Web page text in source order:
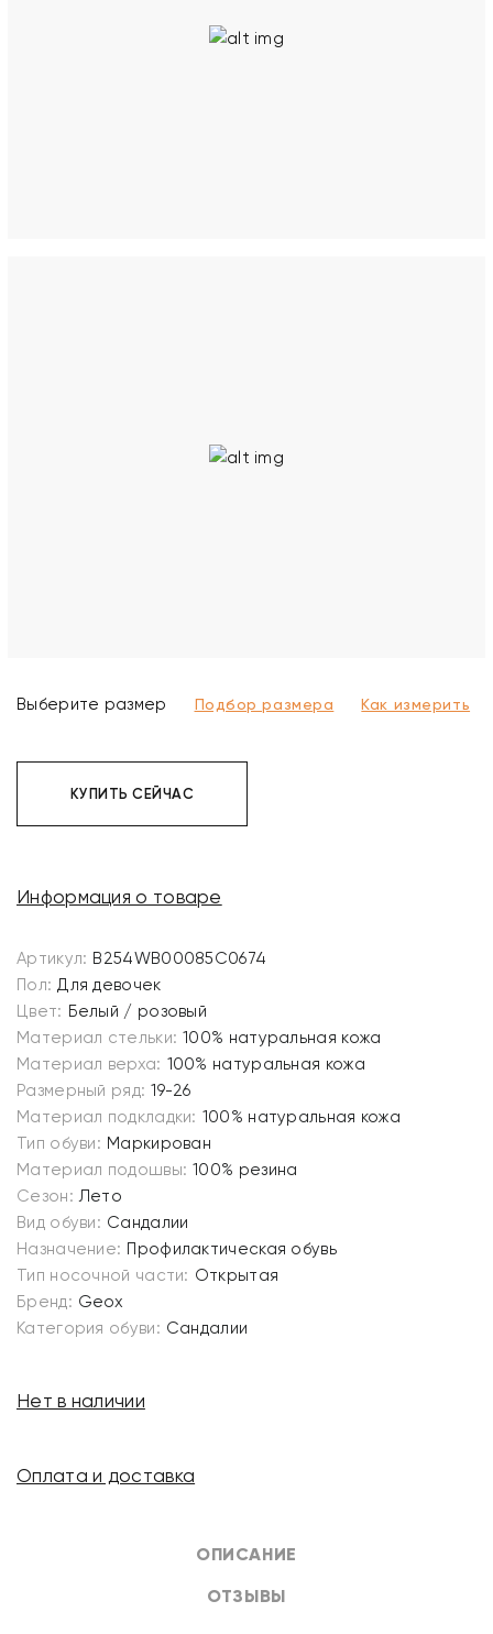
ОПИСАНИЕ
ОТЗЫВЫ
Выберите размер Подбор размера Как измерить
КУПИТЬ СЕЙЧАС
Информация о товаре
Артикул: B254WB00085C0674
Пол: Для девочек
Цвет: Белый / розовый
Материал стельки: 100% натуральная кожа
Материал верха: 100% натуральная кожа
Размерный ряд: 19-26
Материал подкладки: 100% натуральная кожа
Тип обуви: Маркирован
Материал подошвы: 100% резина
Сезон: Лето
Вид обуви: Сандалии
Назначение: Профилактическая обувь
Тип носочной части: Открытая
Бренд: Geox
Категория обуви: Сандалии
Нет в наличии
Оплата и доставка